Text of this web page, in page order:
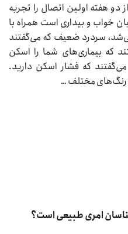
دو هفته اولین اتصال را تجربه
خواب و بیداری است همراه با
سردرد ضعیف که می‌گفتند
که بیماری‌های شما را اسکن
می‌گفتند که فشار اسکن دارید.
رنگ‌های مختلف …
امری طبیعی است؟